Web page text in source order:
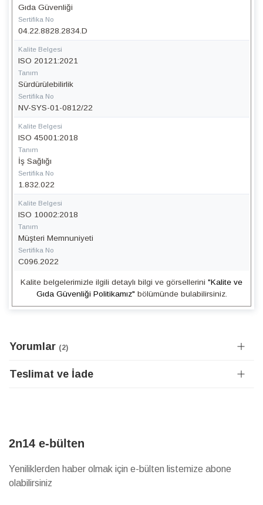
Gıda Güvenliği
Sertifika No
04.22.8828.2834.D
Kalite Belgesi
ISO 20121:2021
Tanım
Sürdürülebilirlik
Sertifika No
NV-SYS-01-0812/22
Kalite Belgesi
ISO 45001:2018
Tanım
İş Sağlığı
Sertifika No
1.832.022
Kalite Belgesi
ISO 10002:2018
Tanım
Müşteri Memnuniyeti
Sertifika No
C096.2022
Kalite belgelerimizle ilgili detaylı bilgi ve görsellerini "Kalite ve
Gıda Güvenliği Politikamız" bölümünde bulabilirsiniz.
Yorumlar 2
Teslimat ve İade
2n14 e-bülten
Yeniliklerden haber olmak için e-bülten listemize abone
olabilirsiniz